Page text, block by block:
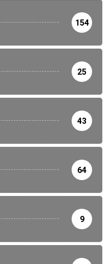
154
25
43
64
9